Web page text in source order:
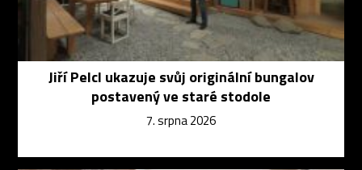
Jiří Pelcl ukazuje svůj originální bungalov
postavený ve staré stodole
7. srpna 2026